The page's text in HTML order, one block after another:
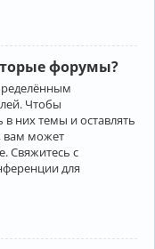
форумы?
Чтобы
них темы и оставлять
вам может
Свяжитесь с
для